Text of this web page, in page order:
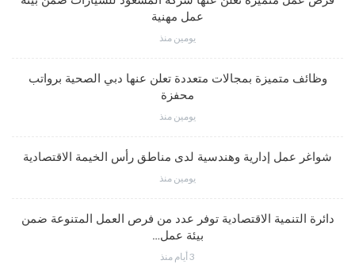
عمل مهنية
يومين منذ
وظائف متميزة بمجالات متعددة تعلن عنها دبي الصحية برواتب
محفزة
يومين منذ
شواغر عمل إدارية وهندسية لدى مناطق رأس الخيمة الاقتصادية
يومين منذ
دائرة التنمية الاقتصادية توفر عدد من فرص العمل المتنوعة ضمن
بيئة عمل…
3 أيام منذ